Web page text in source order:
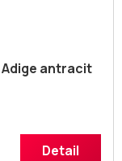
antracit
Detail